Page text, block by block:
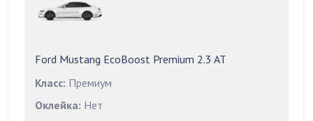
Ford Mustang EcoBoost Premium 2.3 AT
Класс: Премиум
Оклейка: Нет